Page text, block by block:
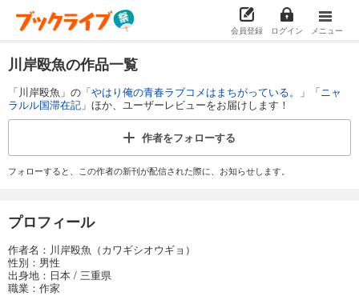
会員登録 ログイン メニュー
川岸殴魚の作品一覧
「川岸殴魚」の「やはり俺の青春ラブコメはまちがっている。 」「ニャ
ラルル国滞在記 」ほか、ユーザーレビューをお届けします！
作者をフォローする
フォローすると、この作者の新刊が配信された際に、お知らせします。
プロフィール
作者名：川岸殴魚（カワギシオウギョ）
性別：男性
出身地：日本 / 三重県
職業：作家